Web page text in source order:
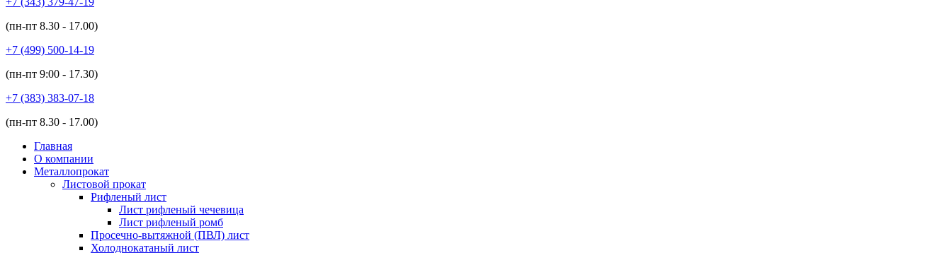
(пн-пт 8.30 - 17.00)
+7 (499) 500-14-19
(пн-пт 9:00 - 17.30)
+7 (383) 383-07-18
(пн-пт 8.30 - 17.00)
Главная
О компании
Металлопрокат
Листовой прокат
Рифленый лист
Лист рифленый чечевица
Лист рифленый ромб
Просечно-вытяжной (ПВЛ) лист
Холоднокатаный лист